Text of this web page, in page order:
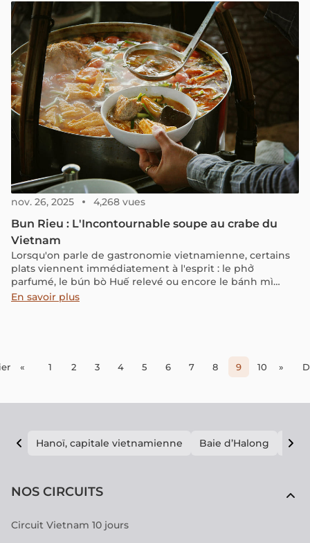
nov. 26, 2025 4,268 vues
Bun Rieu : L'Incontournable soupe au crabe du
Vietnam
Lorsqu'on parle de gastronomie vietnamienne, certains
plats viennent immédiatement à l'esprit : le phở
parfumé, le bún bò Huế relevé ou encore le bánh mì
croustillant. Mais un autre mets mérite tout autant d'être
généreuse, offrant une expérience gustative unique.
En savoir plus
« 1 2 3 4 5 6 7 8 9 10 »
Hanoï, capitale vietnamienne Baie d’Halong E
NOS CIRCUITS
Circuit Vietnam 10 jours